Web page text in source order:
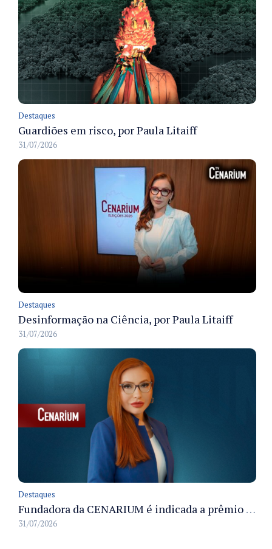
Destaques
Guardiões em risco, por Paula Litaiff
31/07/2026
Destaques
Desinformação na Ciência, por Paula Litaiff
31/07/2026
Destaques
Fundadora da CENARIUM é indicada a prêmio 100+ Jornalistas Admirados
31/07/2026